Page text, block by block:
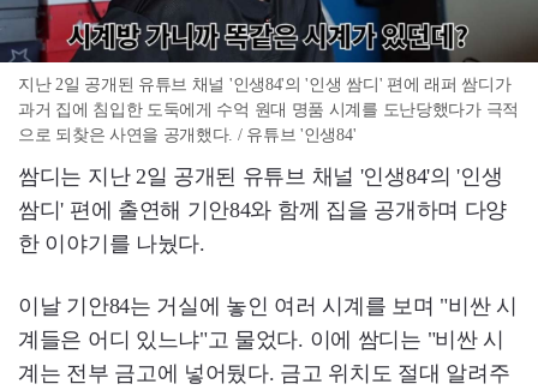
지난 2일 공개된 유튜브 채널 '인생84'의 '인생 쌈디' 편에 래퍼 쌈디가
과거 집에 침입한 도둑에게 수억 원대 명품 시계를 도난당했다가 극적
으로 되찾은 사연을 공개했다. / 유튜브 '인생84'
쌈디는 지난 2일 공개된 유튜브 채널 '인생84'의 '인생
쌈디' 편에 출연해 기안84와 함께 집을 공개하며 다양
한 이야기를 나눴다.
이날 기안84는 거실에 놓인 여러 시계를 보며 "비싼 시
계들은 어디 있느냐"고 물었다. 이에 쌈디는 "비싼 시
계는 전부 금고에 넣어뒀다. 금고 위치도 절대 알려주